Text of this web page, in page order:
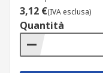
3,12 €(IVA esclusa)
Quantità